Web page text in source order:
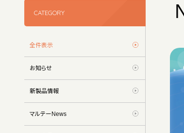
CATEGORY
全件表示
お知らせ
新製品情報
マルテーNews